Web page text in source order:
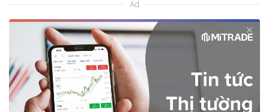
Ad